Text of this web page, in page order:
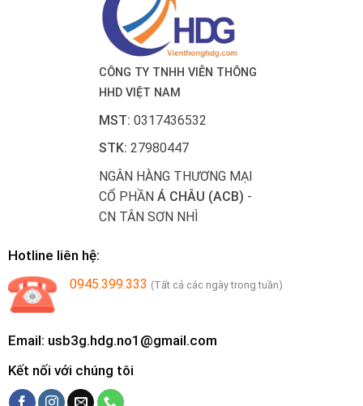
CÔNG TY TNHH VIỄN THÔNG
HHD VIỆT NAM
MST: 0317436532
STK: 27980447
NGÂN HÀNG THƯƠNG MẠI
CỔ PHẦN Á CHÂU (ACB) -
CN TÂN SƠN NHÌ
Hotline liên hệ:
0945.399.333 (Tất cả các ngày trong tuần)
Email: usb3g.hdg.no1@gmail.com
Kết nối với chúng tôi